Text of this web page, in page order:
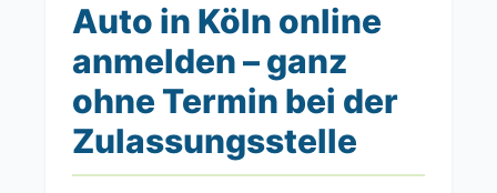
Auto in Köln online
anmelden – ganz
ohne Termin bei der
Zulassungsstelle